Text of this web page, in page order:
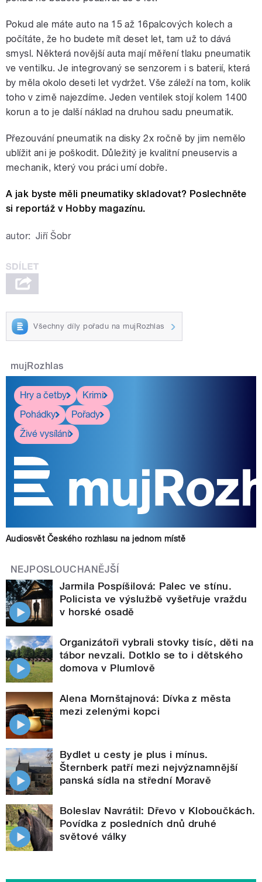
Pokud ale máte auto na 15 až 16palcových kolech a
počítáte, že ho budete mít deset let, tam už to dává
smysl. Některá novější auta mají měření tlaku pneumatik
ve ventilku. Je integrovaný se senzorem i s baterií, která
by měla okolo deseti let vydržet. Vše záleží na tom, kolik
toho v zimě najezdíme. Jeden ventilek stojí kolem 1400
korun a to je další náklad na druhou sadu pneumatik.
Přezouvání pneumatik na disky 2x ročně by jim nemělo
ublížit ani je poškodit. Důležitý je kvalitní pneuservis a
mechanik, který vou práci umí dobře.
A jak byste měli pneumatiky skladovat? Poslechněte
si reportáž v Hobby magazínu.
autor: Jiří Šobr
Všechny díly pořadu na mujRozhlas
mujRozhlas
Hry a četby
Krimi
Pohádky
Pořady
Živé vysílání
Audiosvět Českého rozhlasu na jednom místě
NEJPOSLOUCHANĚJŠÍ
Jarmila Pospíšilová: Palec ve stínu.
Policista ve výslužbě vyšetřuje vraždu
v horské osadě
Organizátoři vybrali stovky tisíc, děti na
tábor nevzali. Dotklo se to i dětského
domova v Plumlově
Alena Mornštajnová: Dívka z města
mezi zelenými kopci
Bydlet u cesty je plus i mínus.
Šternberk patří mezi nejvýznamnější
panská sídla na střední Moravě
Boleslav Navrátil: Dřevo v Kloboučkách.
Povídka z posledních dnů druhé
světové války